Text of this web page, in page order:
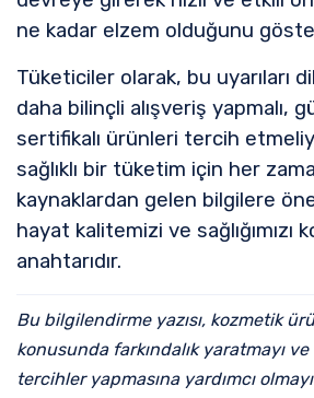
ne kadar elzem olduğunu
Tüketiciler olarak, bu uyarıları
daha bilinçli alışveriş yapmalı,
sertifikalı ürünleri tercih
sağlıklı bir tüketim için her
kaynaklardan gelen bilgilere
hayat kalitemizi ve sağlığımızı
anahtarıdır.
Bu bilgilendirme yazısı, kozmetik
konusunda farkındalık yaratmayı
tercihler yapmasına yardımcı